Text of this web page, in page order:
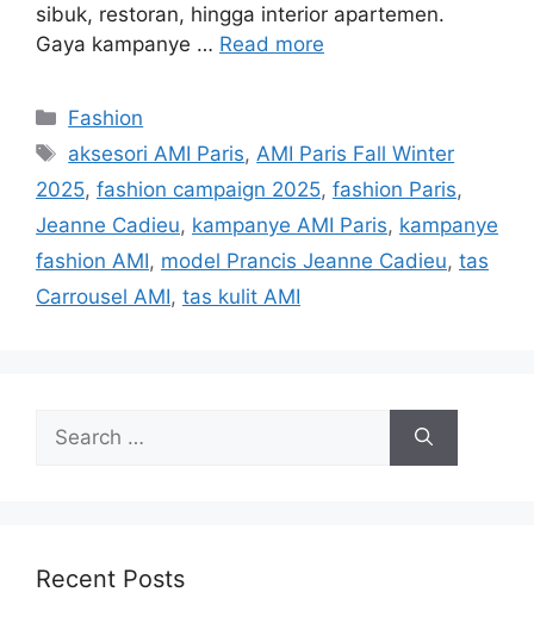
sibuk, restoran, hingga interior apartemen.
Gaya kampanye … Read more
Categories
Fashion
Tags
aksesori AMI Paris, AMI Paris Fall Winter
2025, fashion campaign 2025, fashion Paris,
Jeanne Cadieu, kampanye AMI Paris, kampanye
fashion AMI, model Prancis Jeanne Cadieu, tas
Carrousel AMI, tas kulit AMI
for:
Recent Posts